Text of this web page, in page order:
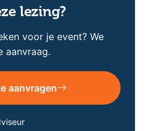
lezing?
voor je event? We
aanvraag.
aanvragen